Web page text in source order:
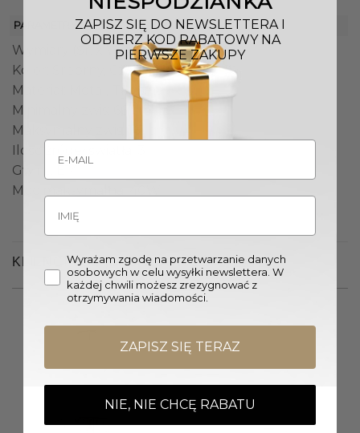
PARAMETRY
Wymiary (Śr. x W.): 46 x 52 cm
Kolor: Srebrny, Czarny
Materiał: Metal, Tkanina
Minimalny zwis: 66 cm
Maksymalny zwis: 161 cm
Ilość źródeł światła: 3
Gwint: E14
Moc maksymalna: 40W
KLIENCI OGLĄDALI RÓWNIEŻ
ZAPISZ SIĘ DO NEWSLETTERA I
ODBIERZ KOD RABATOWY NA
PIERWSZE ZAKUPY
Wyrażam zgodę na przetwarzanie danych
osobowych w celu wysyłki newslettera. W
każdej chwili możesz zrezygnować z
otrzymywania wiadomości.
ZAPISZ SIĘ TERAZ
NIE, NIE CHCĘ RABATU